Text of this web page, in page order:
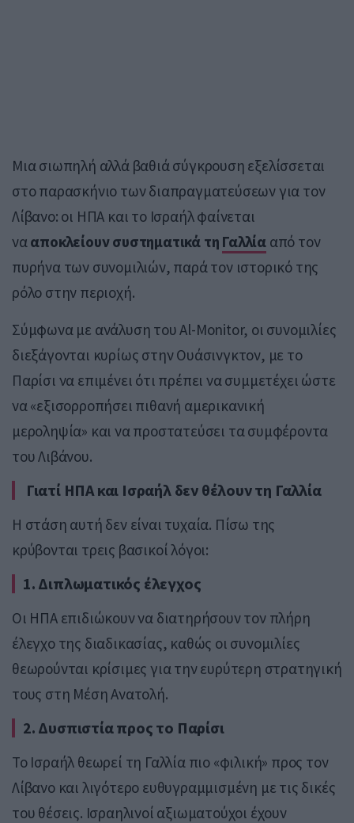
Μια σιωπηλή αλλά βαθιά σύγκρουση εξελίσσεται
στο παρασκήνιο των διαπραγματεύσεων για τον
Λίβανο: οι ΗΠΑ και το Ισραήλ φαίνεται
νααποκλείουν συστηματικά τη Γαλλία από τον
πυρήνα των συνομιλιών, παρά τον ιστορικό της
ρόλο στην περιοχή.
Σύμφωνα με ανάλυση του Al-Monitor, οι συνομιλίες
διεξάγονται κυρίως στην Ουάσινγκτον, με το
Παρίσι να επιμένει ότι πρέπει να συμμετέχει ώστε
να «εξισορροπήσει πιθανή αμερικανική
μεροληψία» και να προστατεύσει τα συμφέροντα
του Λιβάνου.
Γιατί ΗΠΑ και Ισραήλ δεν θέλουν τη Γαλλία
Η στάση αυτή δεν είναι τυχαία. Πίσω της
κρύβονται τρεις βασικοί λόγοι:
1. Διπλωματικός έλεγχος
Οι ΗΠΑ επιδιώκουν να διατηρήσουν τον πλήρη
έλεγχο της διαδικασίας, καθώς οι συνομιλίες
θεωρούνται κρίσιμες για την ευρύτερη στρατηγική
τους στη Μέση Ανατολή.
2. Δυσπιστία προς το Παρίσι
Το Ισραήλ θεωρεί τη Γαλλία πιο «φιλική» προς τον
Λίβανο και λιγότερο ευθυγραμμισμένη με τις δικές
του θέσεις. Ισραηλινοί αξιωματούχοι έχουν